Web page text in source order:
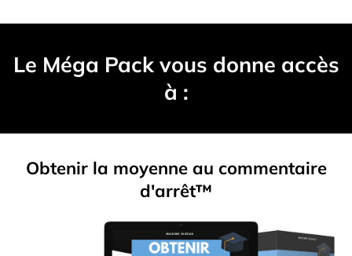
Le Méga Pack vous donne accès
à :
Obtenir la moyenne au commentaire
d'arrêt™